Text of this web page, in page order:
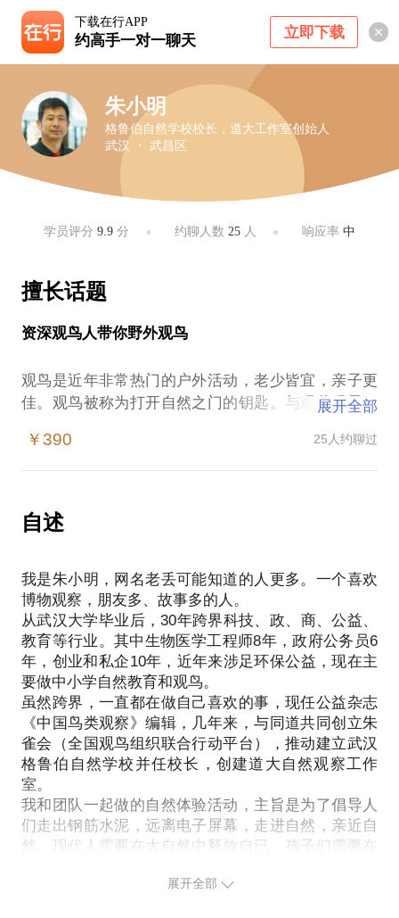
下载在行APP
约高手一对一聊天 立即下载
朱小明
格鲁伯自然学校校长，道大工作室创始人
武汉 ・ 武昌区
学员评分9.9 分 约聊人数 25人 响应率 中
擅长话题
资深观鸟人带你野外观鸟
观鸟是近年非常热门的户外活动，老少皆宜，亲子更
佳。观鸟被称为打开自然之门的钥匙。与观花观景不
过观鸟的门坎？
道，外行看热闹。鸟类的野外识别有一定难度，很多
时候，没有合适人的带赏，自己摸索不能解决问题，
想快速提高观鸟水平，到哪里去找老师观鸟带赏、面
对面交流和讲解？
来在行约老丢吧。自我介绍一下：资深观鸟人。活跃
于多个公益机构，做过多个观鸟大赛评委，参加过多
个全国性专业鸟类调查活动，组织过多项大型亲子观
鸟和自然公益活动。
我可以：
手把手在野外教你鸟类识别的方法。
还可以一起聊聊观鸟的那些事。
PS.在选择与我一起观鸟前，请把你的观鸟经历、观
鸟带赏的目标提前告诉我。毕竟两小时的时间在野外
很快就过去了。请把你想交流的其它问题提前发给
我，方便我做更精确的准备，提升见面效率。期待与
展开全部
￥390 25人约聊过
自述
我是朱小明，网名老丢可能知道的人更多。一个喜欢
博物观察，朋友多、故事多的人。
从武汉大学毕业后，30年跨界科技、政、商、公益、
教育等行业。其中生物医学工程师8年，政府公务员6
年，创业和私企10年，近年来涉足环保公益，现在主
要做中小学自然教育和观鸟。
虽然跨界，一直都在做自己喜欢的事，现任公益杂志
《中国鸟类观察》编辑，几年来，与同道共同创立朱
雀会（全国观鸟组织联合行动平台），推动建立武汉
格鲁伯自然学校并任校长，创建道大自然观察工作
室。
我和团队一起做的自然体验活动，主旨是为了倡导人
们走出钢筋水泥，远离电子屏幕，走进自然，亲近自
然。现代人需要在大自然中释放自已，孩子们需要在
匙，是一项适宜于全年龄段的自然活动。
展开全部